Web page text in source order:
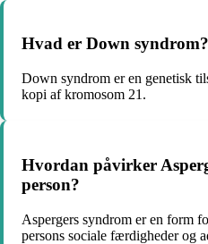
Hvad er Down syndrom?
Down syndrom er en genetisk
kopi af kromosom 21.
Hvordan påvirker
person?
Aspergers syndrom er en form
persons sociale færdigheder og